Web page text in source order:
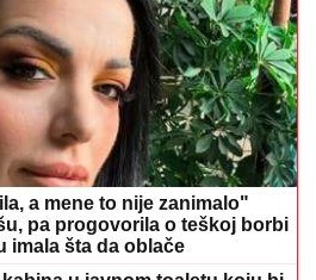
a mene to nije zanimalo"
pa progovorila o teškoj borbi
imala šta da oblače